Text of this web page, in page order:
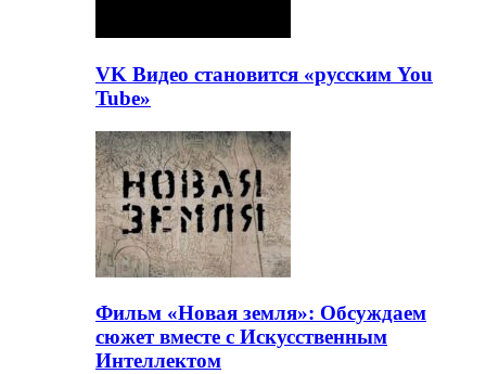
VK Видео становится «русским You
Tube»
Фильм «Новая земля»: Обсуждаем
сюжет вместе с Искусственным
Интеллектом